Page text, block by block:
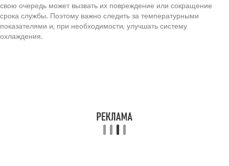
свою очередь может вызвать их повреждение или сокращение
срока службы. Поэтому важно следить за температурными
показателями и, при необходимости, улучшать систему
охлаждения.